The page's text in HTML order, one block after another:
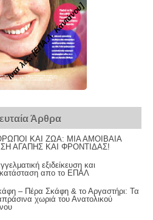
Ίντα λες; [ΕΠΑ.Λ. Καντάνου]
Άρθρα
ΚΑΙ ΖΩΑ: ΜΙΑ ΑΜΟΙΒΑΙΑ
ΑΓΑΠΗΣ ΚΑΙ ΦΡΟΝΤΙΔΑΣ!
εξιδείκευση και
απο το ΕΠΑΛ
– Πέρα Σκάφη & το Αργαστήρι: Τα
χωριά του Ανατολικού